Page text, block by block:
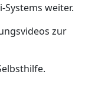
Systems weiter.
zur